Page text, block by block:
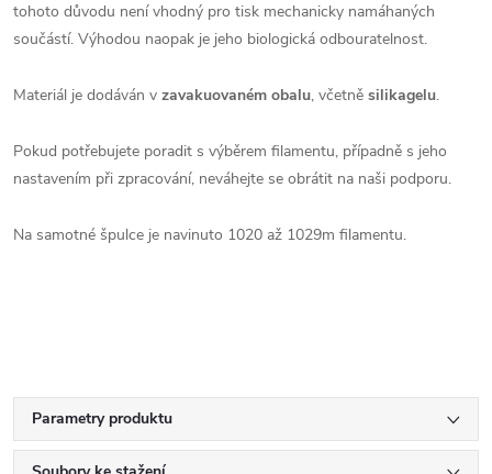
tohoto důvodu není vhodný pro tisk mechanicky namáhaných
součástí. Výhodou naopak je jeho biologická odbouratelnost.
Materiál je dodáván v zavakuovaném obalu, včetně silikagelu.
Pokud potřebujete poradit s výběrem filamentu, případně s jeho
nastavením při zpracování, neváhejte se obrátit na naši podporu.
Na samotné špulce je navinuto 1020 až 1029m filamentu.
Parametry produktu